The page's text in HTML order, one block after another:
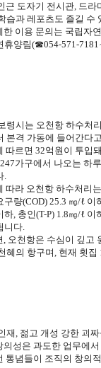
근 도자기 전시관, 드라
습과 레포츠도 즐길 수
이용 문의는 국립자
휴양림(☎054-571-
령시는 오천항 하수처
본격 가동에 들어간다
따르면 32억원이 투입
가구에서 나오는 하
.
따라 오천항 하수처리
구량(COD) 25.3 ㎎/ℓ 이
하, 총인(T-P) 1.8㎎/ℓ
니다.
오천항은 수심이 깊고
혜의 항구며, 현재 횟
재, 젊고 개성 강한 괴
의성은 과도한 업무에
통념들이 조직의 창의